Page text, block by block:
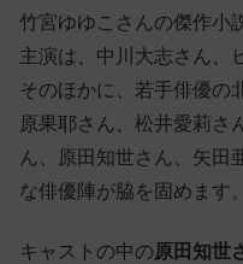
竹宮ゆゆこさんの傑作小
主演は、中川大志さん、
そのほかに、若手俳優の
原果耶さん、松井愛莉さ
ん、原田知世さん、矢田
な俳優陣が脇を固めます。
キャストの中の原田知世